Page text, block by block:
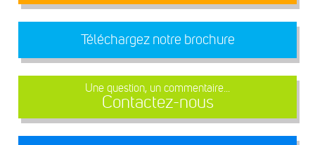
Téléchargez notre brochure
Une question, un commentaire...
Contactez-nous